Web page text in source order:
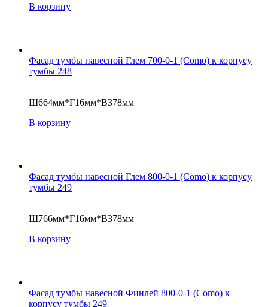
В корзину
Фасад тумбы навесной Глем 700-0-1 (Como) к корпусу
тумбы 248
Ш664мм*Г16мм*В378мм
В корзину
Фасад тумбы навесной Глем 800-0-1 (Como) к корпусу
тумбы 249
Ш766мм*Г16мм*В378мм
В корзину
Фасад тумбы навесной Финлей 800-0-1 (Como) к
корпусу тумбы 249